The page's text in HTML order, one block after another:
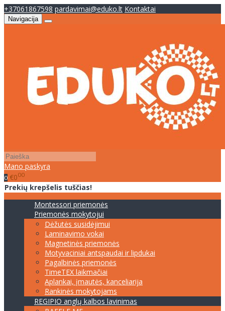
+37061867598 pardavimai@eduko.lt Kontaktai
Navigacija
Mano paskyra
0 €000
Prekių krepšelis tuščias!
Montessori priemonės
Priemonės mokytojui
Dėžutės susidėjimui
Laminavimo vokai
Magnetinės priemonės
Motyvaciniai antspaudai ir lipdukai
Pagalbinės priemonės
TimeTEX laikmačiai
Aplankai, įmautės, kanceliarija
Rankinės mokytojams
REGIPIO anglų kalbos lavinimas